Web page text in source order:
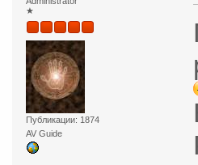
★
Публикации: 1874
AV Guide